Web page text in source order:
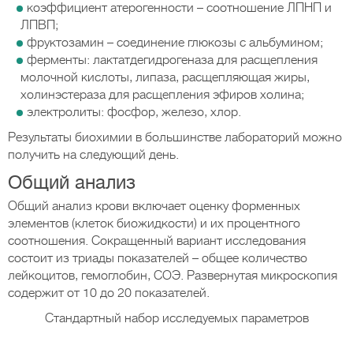
коэффициент атерогенности – соотношение ЛПНП и
ЛПВП;
фруктозамин – соединение глюкозы с альбумином;
ферменты: лактатдегидрогеназа для расщепления
молочной кислоты, липаза, расщепляющая жиры,
холинэстераза для расщепления эфиров холина;
электролиты: фосфор, железо, хлор.
Результаты биохимии в большинстве лабораторий можно
получить на следующий день.
Общий анализ
Общий анализ крови включает оценку форменных
элементов (клеток биожидкости) и их процентного
соотношения. Сокращенный вариант исследования
состоит из триады показателей – общее количество
лейкоцитов, гемоглобин, СОЭ. Развернутая микроскопия
содержит от 10 до 20 показателей.
Стандартный набор исследуемых параметров